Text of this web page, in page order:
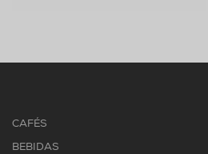
CAFÉS
BEBIDAS